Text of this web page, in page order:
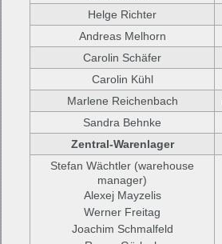
Helge Richter
Andreas Melhorn
Carolin Schäfer
Carolin Kühl
Marlene Reichenbach
Sandra Behnke
Zentral-Warenlager
Stefan Wächtler (warehouse
manager)
Alexej Mayzelis
Werner Freitag
Joachim Schmalfeld